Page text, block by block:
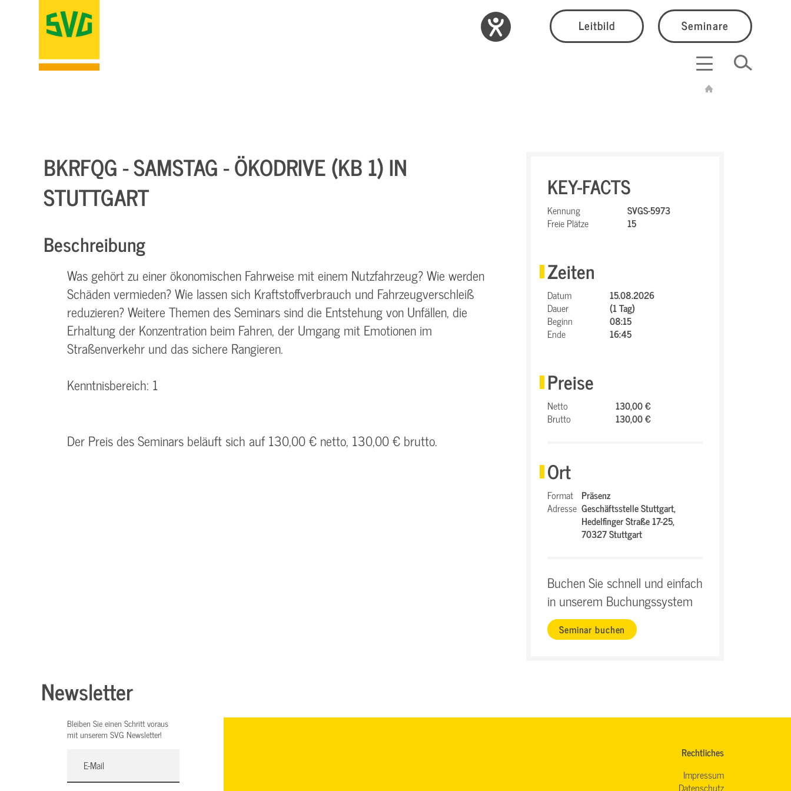
Leitbild Seminare
BKRFQG - SAMSTAG - ÖKODRIVE (KB 1) IN
STUTTGART
Beschreibung
Was gehört zu einer ökonomischen Fahrweise mit einem Nutzfahrzeug? Wie werden
Schäden vermieden? Wie lassen sich Kraftstoffverbrauch und Fahrzeugverschleiß
reduzieren? Weitere Themen des Seminars sind die Entstehung von Unfällen, die
Erhaltung der Konzentration beim Fahren, der Umgang mit Emotionen im
Straßenverkehr und das sichere Rangieren.
Kenntnisbereich: 1
Der Preis des Seminars beläuft sich auf 130,00 € netto, 130,00 € brutto.
KEY-FACTS
Kennung
SVGS-5973
Freie Plätze
15
Zeiten
Datum
15.08.2026
Dauer
(1 Tag)
Beginn
08:15
Ende
16:45
Preise
Netto
130,00 €
Brutto
130,00 €
Ort
Format Präsenz
Adresse Geschäftsstelle Stuttgart,
Hedelfinger Straße 17-25,
70327 Stuttgart
Buchen Sie schnell und einfach
in unserem Buchungssystem
Seminar buchen
Newsletter
Bleiben Sie einen Schritt voraus
mit unserem SVG Newsletter!
Rechtliches
Impressum
Datenschutz